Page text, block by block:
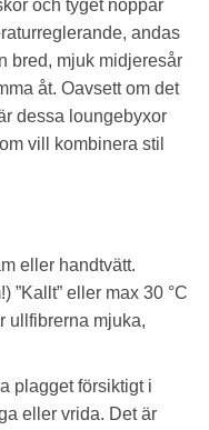
och tyget noppar
andas
bred, mjuk midjeresår
åt. Oavsett om det
dessa loungebyxor
vill kombinera stil
eller handtvätt.
”Kallt” eller max 30 °C
ullfibrerna mjuka,
plagget försiktigt i
eller vrida. Det är